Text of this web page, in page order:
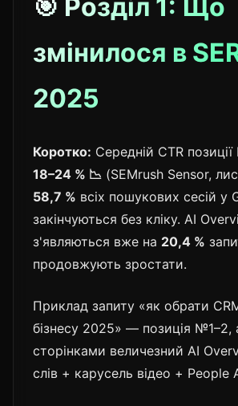
🎯 Розділ 1: Що
змінилося в
2025
Коротко: Середній CTR
18–24 % 📉 (SEMrush Sensor,
58,7 % всіх пошукових сесій у
закінчуються без кліку. AI
з'являються вже на 20,4 %
продовжують зростати.
Приклад запиту «як обрати
бізнесу 2025» — позиція №1–2,
сторінками величезний AI
слів + карусель відео + People